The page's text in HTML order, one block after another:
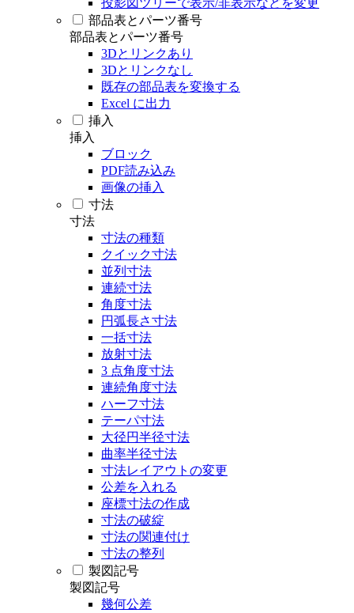
投影図ツリーで表示/非表示などを変更
部品表とパーツ番号
部品表とパーツ番号
3Dとリンクあり
3Dとリンクなし
既存の部品表を変換する
Excel に出力
挿入
挿入
ブロック
PDF読み込み
画像の挿入
寸法
寸法
寸法の種類
クイック寸法
並列寸法
連続寸法
角度寸法
円弧長さ寸法
一括寸法
放射寸法
3 点角度寸法
連続角度寸法
ハーフ寸法
テーパ寸法
大径円半径寸法
曲率半径寸法
寸法レイアウトの変更
公差を入れる
座標寸法の作成
寸法の破綻
寸法の関連付け
寸法の整列
製図記号
製図記号
幾何公差